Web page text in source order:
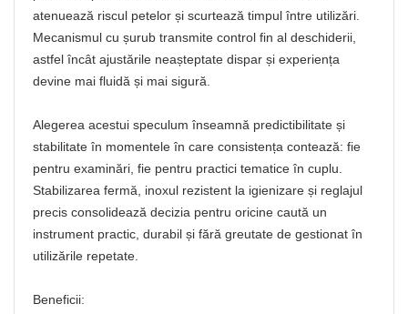
atenuează riscul petelor și scurtează timpul între utilizări.
Mecanismul cu șurub transmite control fin al deschiderii,
astfel încât ajustările neașteptate dispar și experiența
devine mai fluidă și mai sigură.
Alegerea acestui speculum înseamnă predictibilitate și
stabilitate în momentele în care consistența contează: fie
pentru examinări, fie pentru practici tematice în cuplu.
Stabilizarea fermă, inoxul rezistent la igienizare și reglajul
precis consolidează decizia pentru oricine caută un
instrument practic, durabil și fără greutate de gestionat în
utilizările repetate.
Beneficii: